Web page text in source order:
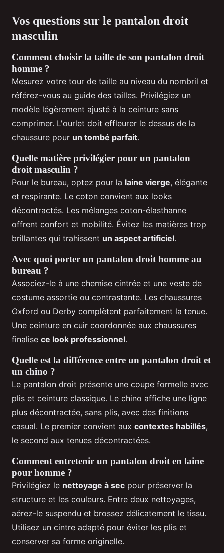
Vos questions sur le pantalon droit
masculin
Comment choisir la taille de son pantalon droit
homme ?
Mesurez votre tour de taille au niveau du nombril et
référez-vous au guide des tailles. Privilégiez un
modèle légèrement ajusté à la ceinture sans
comprimer. L'ourlet doit effleurer le dessus de la
chaussure pour un tombé parfait.
Quelle matière privilégier pour un pantalon
droit masculin ?
Pour le bureau, optez pour la laine vierge, élégante
et respirante. Le coton convient aux looks
décontractés. Les mélanges coton-élasthanne
offrent confort et mobilité. Évitez les matières trop
brillantes qui trahissent un aspect artificiel.
Avec quoi porter un pantalon droit homme au
bureau ?
Associez-le à une chemise cintrée et une veste de
costume assortie ou contrastante. Les chaussures
Oxford ou Derby complètent parfaitement la tenue.
Une ceinture en cuir coordonnée aux chaussures
finalise ce look professionnel.
Quelle est la différence entre un pantalon droit et
un chino ?
Le pantalon droit présente une coupe formelle avec
plis et ceinture classique. Le chino affiche une ligne
plus décontractée, sans plis, avec des finitions
casual. Le premier convient aux contextes habillés,
le second aux tenues décontractées.
Comment entretenir un pantalon droit en laine
pour homme ?
Privilégiez le nettoyage à sec pour préserver la
structure et les couleurs. Entre deux nettoyages,
aérez-le suspendu et brossez délicatement le tissu.
Utilisez un cintre adapté pour éviter les plis et
conserver sa forme originelle.